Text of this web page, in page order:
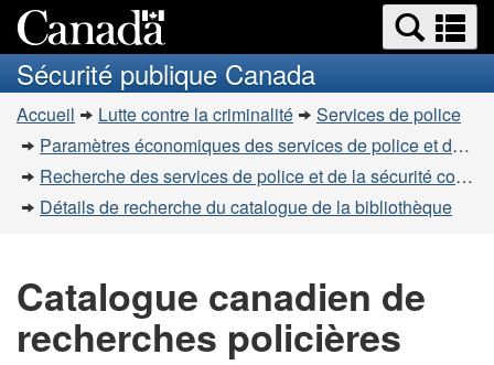
au
contenu
principal
à
la
version
HTML
simplifiée
Recherche
et
menus
et
Sécurité publique Canada
Vous
êtes
ici
Accueil Lutte contre la criminalité
Services de police
Paramètres économiques des services de police et de la sécurité communautaire
Recherche des services de police et de la sécurité communautaire
Détails de recherche du catalogue de la bibliothèque
Catalogue canadien de
recherches policières